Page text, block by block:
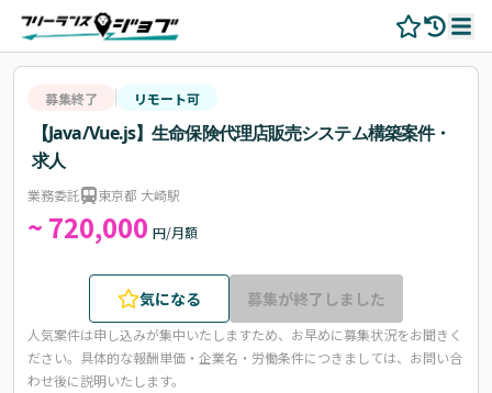
募集終了 リモート可
【Java/Vue.js】生命保険代理店販売システム構築案件・
求人
業務委託 東京都 大崎駅
~ 720,000 円/月額
気になる 募集が終了しました
人気案件は申し込みが集中いたしますため、お早めに募集状況をお聞きく
ださい。 具体的な報酬単価・企業名・労働条件につきましては、お問い合
わせ後に説明いたします。